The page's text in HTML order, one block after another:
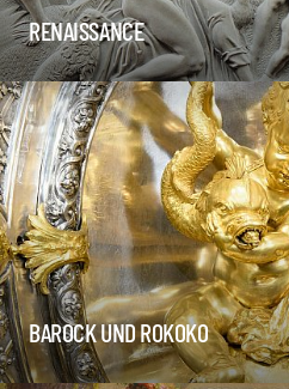
RENAISSANCE
BAROCK UND ROKOKO